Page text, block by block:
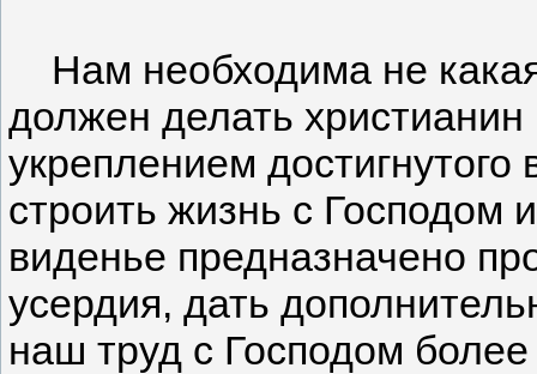
Нам необходима не какая
должен делать
укреплением достигнутого
строить жизнь с Господом
виденье предназначено
усердия, дать
наш труд с Господом